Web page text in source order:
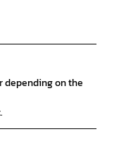
depending on the